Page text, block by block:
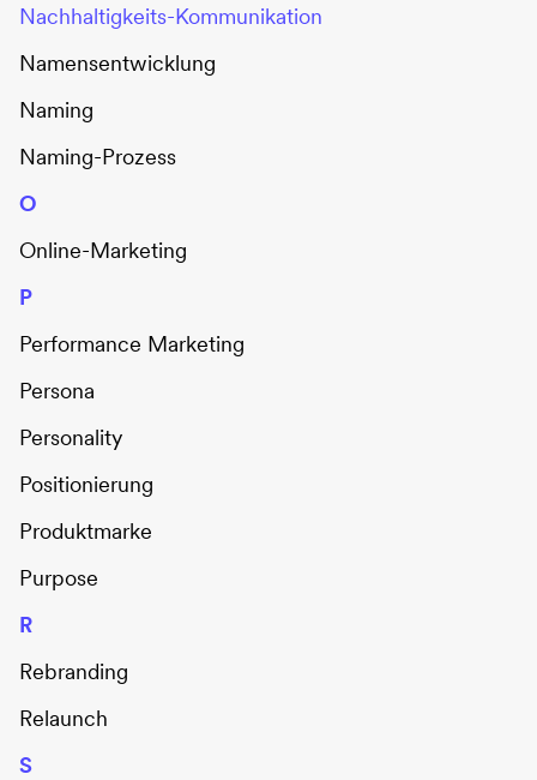
Nachhaltigkeits-Kommunikation
Namensentwicklung
Naming
Naming-Prozess
O
Online-Marketing
P
Performance Marketing
Persona
Personality
Positionierung
Produktmarke
Purpose
R
Rebranding
Relaunch
S